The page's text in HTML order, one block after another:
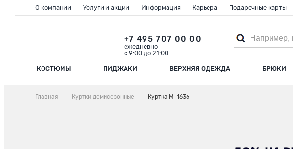
КОСТЮМЫ ПИДЖАКИ ВЕРХНЯЯ ОДЕЖДА БРЮКИ
+7 495 707 00 00
ежедневно
с 9:00 до 21:00
О компании Услуги и акции Информация Карьера Подарочные карты
Главная Куртки демисезонные Куртка М-1636